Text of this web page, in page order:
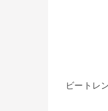
ビートレ